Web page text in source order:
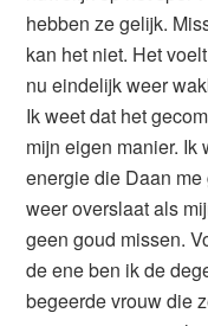
hebben ze gelijk.
kan het niet. Het
nu eindelijk weer
Ik weet dat het
mijn eigen manier. Ik
energie die Daan
weer overslaat als
geen goud missen.
de ene ben ik de
begeerde vrouw die